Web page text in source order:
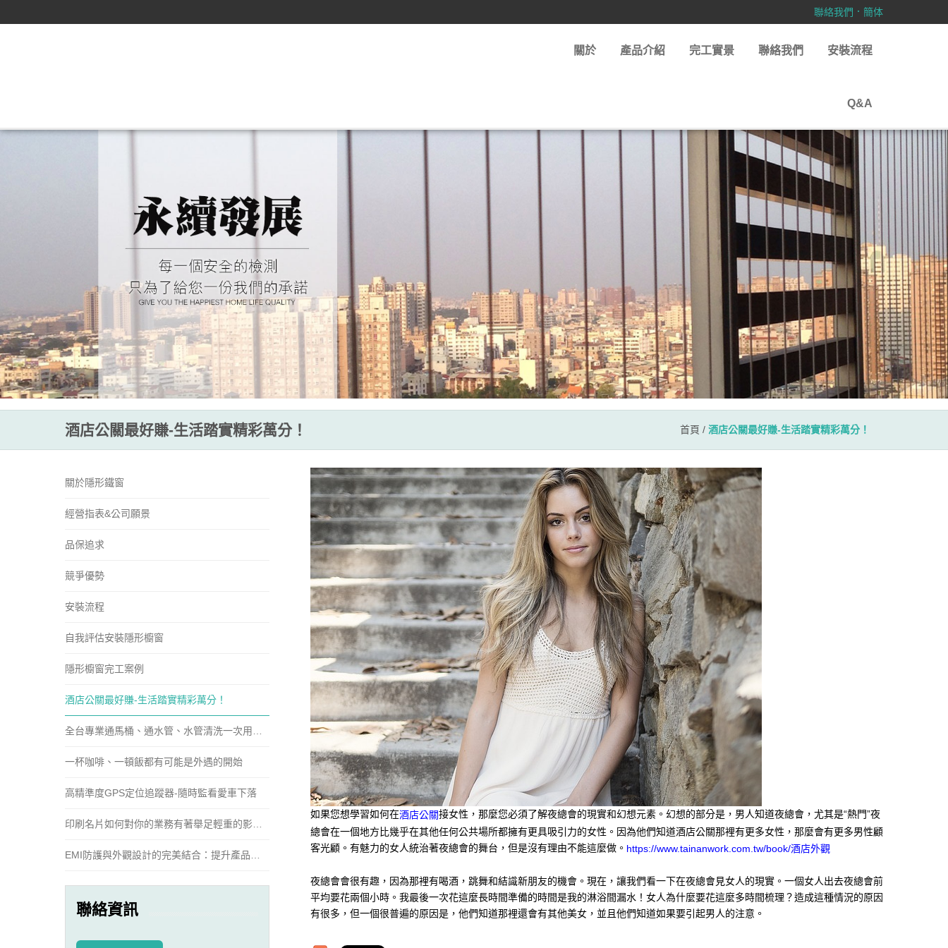
聯絡我們 ． 簡体
關於 產品介紹 完工實景 聯絡我們 安裝流程
Q&A
酒店公關最好賺-生活踏實精彩萬分！
酒店公關最好賺-生活踏實精彩萬分！ 首頁 / 酒店公關最好賺-生活踏實精彩萬分！
關於隱形鐵窗
經營指表&公司願景
品保追求
競爭優勢
安裝流程
自我評估安裝隱形櫥窗
隱形櫥窗完工案例
酒店公關最好賺-生活踏實精彩萬分！
全台專業通馬桶、通水管、水管清洗一次用到
一杯咖啡、一頓飯都有可能是外遇的開始
高精準度GPS定位追蹤器-隨時監看愛車下落
印刷名片如何對你的業務有著舉足輕重的影
EMI防護與外觀設計的完美結合：提升產品性
聯絡資訊
如果您想學習如何在酒店公關接女性，那麼您必須了解夜總會的現實和幻想元素。幻想的部分是，男人知道夜總會，尤其是“熱門”夜
總會在一個地方比幾乎在其他任何公共場所都擁有更具吸引力的女性。因為他們知道酒店公關那裡有更多女性，那麼會有更多男性顧
客光顧。有魅力的女人統治著夜總會的舞台，但是沒有理由不能這麼做。 https://www.tainanwork.com.tw/book/酒店外觀
夜總會會很有趣，因為那裡有喝酒，跳舞和結識新朋友的機會。現在，讓我們看一下在夜總會見女人的現實。一個女人出去夜總會前
平均要花兩個小時。我最後一次花這麼長時間準備的時間是我的淋浴間漏水！女人為什麼要花這麼多時間梳理？造成這種情況的原因
有很多，但一個很普遍的原因是，他們知道那裡還會有其他美女，並且他們知道如果要引起男人的注意。